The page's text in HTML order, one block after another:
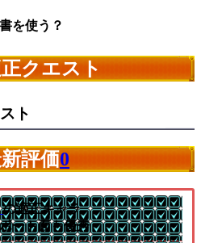
を使う？
クエスト
ト
評価0
の適正キャラ
ート面も優秀